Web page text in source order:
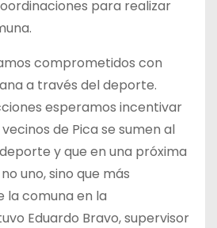
para realizar
comprometidos con
a través del deporte.
esperamos incentivar
de Pica se sumen al
y que en una próxima
uno, sino que más
la comuna en la
Eduardo Bravo, supervisor